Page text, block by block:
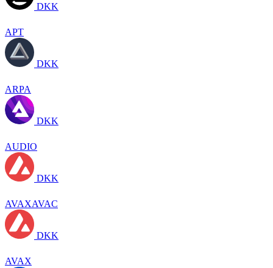
DKK
APT
DKK
ARPA
DKK
AUDIO
DKK
AVAXAVAC
DKK
AVAX